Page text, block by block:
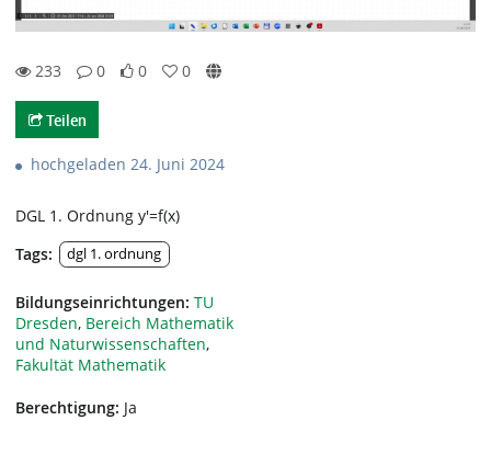
233
0
0
0
Teilen
hochgeladen 24. Juni 2024
DGL 1. Ordnung y'=f(x)
Tags:
dgl 1. ordnung
Bildungseinrichtungen: TU
Dresden, Bereich Mathematik
und Naturwissenschaften,
Fakultät Mathematik
Berechtigung: Ja